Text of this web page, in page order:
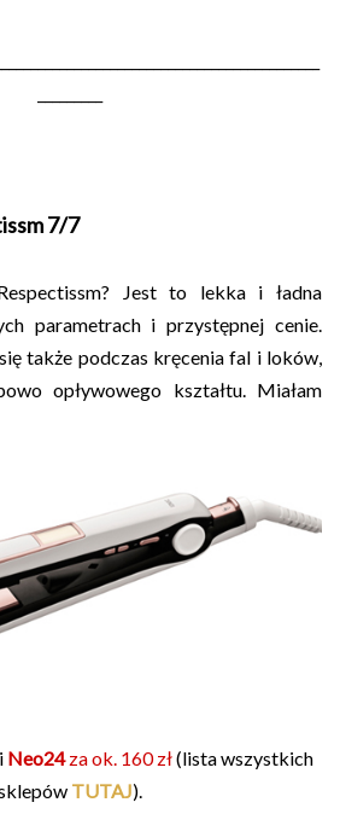
7/7
Jest to lekka i ładna
parametrach i przystępnej cenie.
także podczas kręcenia fal i loków,
opływowego kształtu. Miałam
i Neo24 za ok. 160 zł(lista wszystkich
TUTAJ).